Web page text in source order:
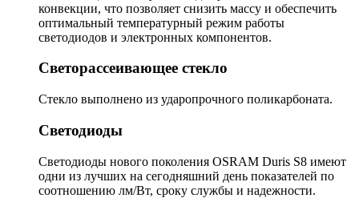
конвекции, что позволяет снизить массу и обеспечить
оптимальный температурный режим работы
светодиодов и электронных компонентов.
Светорассеивающее стекло
Стекло выполнено из ударопрочного поликарбоната.
Светодиоды
Светодиоды нового поколения OSRAM Duris S8 имеют
одни из лучших на сегодняшний день показателей по
соотношению лм/Вт, сроку службы и надежности.